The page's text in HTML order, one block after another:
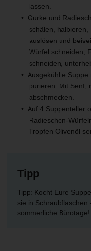
lassen.
Gurke und
schälen, halbieren,
auslösen und
Würfel schneiden,
schneiden,
Ausgekühlte Suppe
pürieren. Mit Senf,
abschmecken.
Auf 4 Suppenteller
Radieschen-
Tropfen Olivenöl
Tipp
Tipp: Kocht Eure
sie in Schraubflaschen
sommerliche Bürotage!